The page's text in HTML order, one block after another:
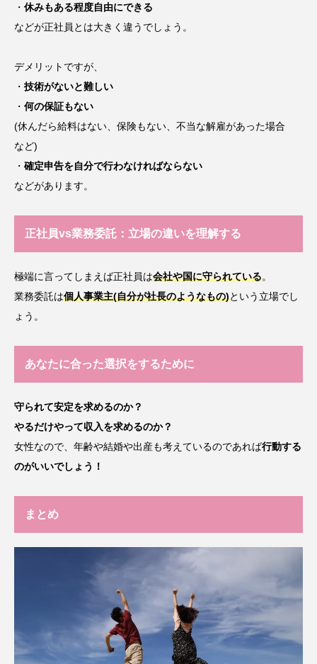
・ 休みもある程度自由にできる
などが正社員とは大きく違うでしょう。
デメリットですが、
・ 技術がないと難しい
・ 何の保証もない
(休んだら給料はない、保険もない、不当な解雇があった場合
など)
・ 確定申告を自分で行わなければならない
などがあります。
正社員vs業務委託：立場の違いを理解する
極端に言ってしまえば正社員は会社や国に守られている。
業務委託は個人事業主(自分が社長のようなもの)という立場でし
ょう。
あなたに合った選択をするために
守られて安定を求めるのか？
やるだけやって収入を求めるのか？
女性なので、年齢や結婚や出産も考えているのであれば行動する
のがいいでしょう！
まとめ